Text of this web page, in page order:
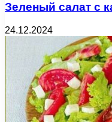
Зеленый салат с
24.12.2024